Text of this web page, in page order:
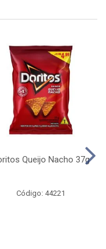
Queijo Nacho 37g
Código: 44221